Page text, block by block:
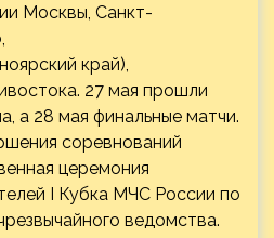
Москвы, Санкт-
край),
27 мая прошли
а 28 мая финальные матчи.
соревнований
церемония
I Кубка МЧС России по
ведомства.